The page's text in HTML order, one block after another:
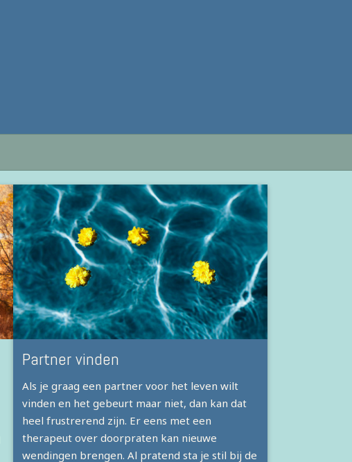
Partner vinden
Als je graag een partner voor het leven wilt
vinden en het gebeurt maar niet, dan kan dat
heel frustrerend zijn. Er eens met een
therapeut over doorpraten kan nieuwe
wendingen brengen. Al pratend sta je stil bij de